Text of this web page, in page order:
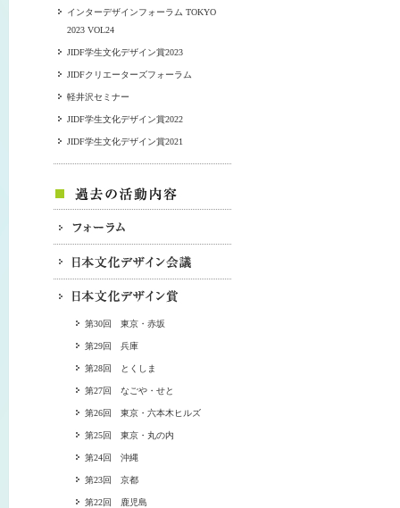
インターデザインフォーラム TOKYO
2023 VOL24
JIDF学生文化デザイン賞2023
JIDFクリエーターズフォーラム
軽井沢セミナー
JIDF学生文化デザイン賞2022
JIDF学生文化デザイン賞2021
第30回 東京・赤坂
第29回 兵庫
第28回 とくしま
第27回 なごや・せと
第26回 東京・六本木ヒルズ
第25回 東京・丸の内
第24回 沖縄
第23回 京都
第22回 鹿児島